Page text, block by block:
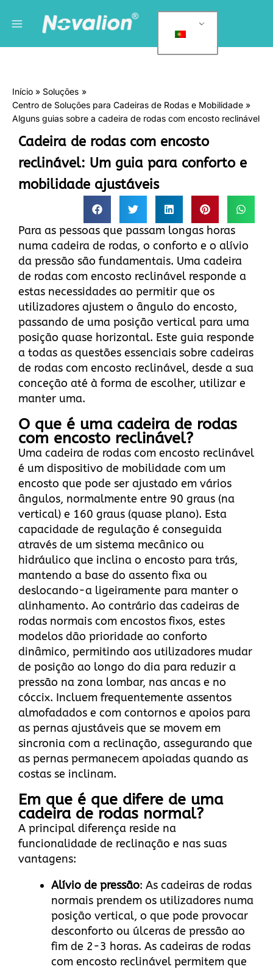
para
conteúdo
principal
a
o
r
Início
Soluções
Centro de Soluções para Cadeiras de Rodas e Mobilidade
Alguns guias sobre a cadeira de rodas com encosto reclinável
Cadeira de rodas com encosto
reclinável: Um guia para conforto e
mobilidade ajustáveis
Para as pessoas que passam longas horas
numa cadeira de rodas, o conforto e o alívio
da pressão são fundamentais. Uma cadeira
de rodas com encosto reclinável responde a
estas necessidades ao permitir que os
utilizadores ajustem o ângulo do encosto,
passando de uma posição vertical para uma
posição quase horizontal. Este guia responde
a todas as questões essenciais sobre cadeiras
de rodas com encosto reclinável, desde a sua
conceção até à forma de escolher, utilizar e
manter uma.
O que é uma cadeira de rodas
com encosto reclinável?
Uma cadeira de rodas com encosto reclinável
é um dispositivo de mobilidade com um
encosto que pode ser ajustado em vários
ângulos, normalmente entre 90 graus (na
vertical) e 160 graus (quase plano). Esta
capacidade de regulação é conseguida
através de um sistema mecânico ou
hidráulico que inclina o encosto para trás,
mantendo a base do assento fixa ou
deslocando-a ligeiramente para manter o
alinhamento. Ao contrário das cadeiras de
rodas normais com encostos fixos, estes
modelos dão prioridade ao conforto
dinâmico, permitindo aos utilizadores mudar
de posição ao longo do dia para reduzir a
pressão na zona lombar, nas ancas e no
cóccix. Incluem frequentemente assentos
almofadados e com contornos e apoios para
as pernas ajustáveis que se movem em
sincronia com a reclinação, assegurando que
as pernas permanecem apoiadas quando as
costas se inclinam.
Em que é que difere de uma
cadeira de rodas normal?
A principal diferença reside na
funcionalidade de reclinação e nas suas
vantagens:
Alívio de pressão: As cadeiras de rodas
normais prendem os utilizadores numa
posição vertical, o que pode provocar
desconforto ou úlceras de pressão ao
fim de 2-3 horas. As cadeiras de rodas
com encosto reclinável permitem que